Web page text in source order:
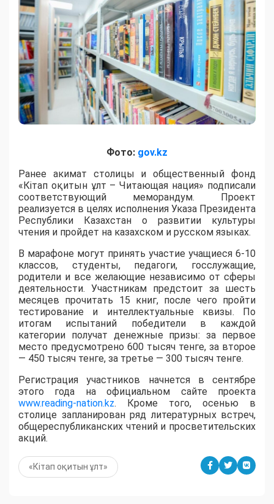
Фото: gov.kz
Ранее акимат столицы и общественный фонд
«Кітап оқитын ұлт – Читающая нация» подписали
соответствующий меморандум. Проект
реализуется в целях исполнения Указа Президента
Республики Казахстан о развитии культуры
чтения и пройдет на казахском и русском языках.
В марафоне могут принять участие учащиеся 6-10
классов, студенты, педагоги, госслужащие,
родители и все желающие независимо от сферы
деятельности. Участникам предстоит за шесть
месяцев прочитать 15 книг, после чего пройти
тестирование и интеллектуальные квизы. По
итогам испытаний победители в каждой
категории получат денежные призы: за первое
место предусмотрено 600 тысяч тенге, за второе
— 450 тысяч тенге, за третье — 300 тысяч тенге.
Регистрация участников начнется в сентябре
этого года на официальном сайте проекта
www.reading-nation.kz. Кроме того, осенью в
столице запланирован ряд литературных встреч,
общереспубликанских чтений и просветительских
акций.
«Кітап оқитын ұлт»